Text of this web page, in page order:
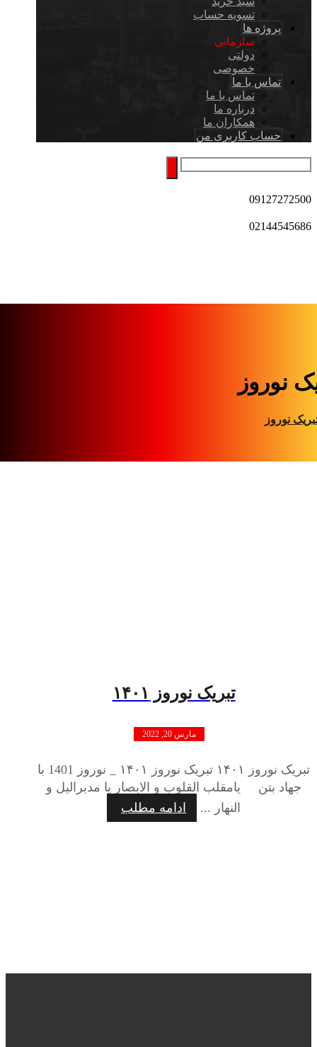
تسویه حساب
پروژه ها
سازمانی
دولتی
خصوصی
تماس با ما
تماس با ما
درباره ما
همکاران ما
حساب کاربری من
09127272500
02144545686
نوروز
نوروز
تبریک نوروز ۱۴۰۱
مارس 20, 2022
تبریک نوروز ۱۴۰۱ تبریک نوروز ۱۴۰۱ _ نوروز 1401 با
جهاد بتن یامقلب القلوب و الابصار یا مدبرالیل و
النهار ...
ادامه مطلب